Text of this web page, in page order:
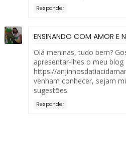
Responder
ENSINANDO COM AMOR E
Olá meninas, tudo bem?
apresentar-lhes o meu blog
https://
venham conhecer, sejam
sugestões.
Responder